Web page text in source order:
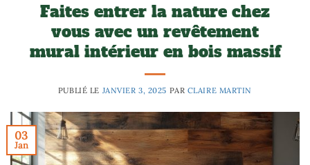
Faites entrer la nature chez
vous avec un revêtement
mural intérieur en bois massif
PUBLIÉ LE JANVIER 3, 2025 PAR CLAIRE MARTIN
03
Jan